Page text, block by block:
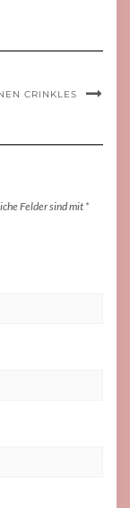
CRINKLES
Felder sind mit *